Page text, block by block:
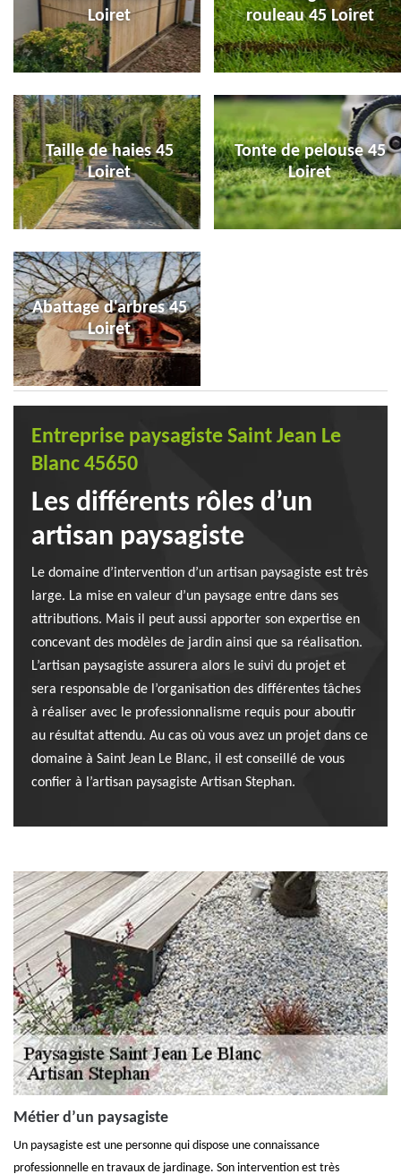
Loiret
rouleau 45 Loiret
Taille de haies 45
Loiret
Tonte de pelouse 45
Loiret
Abattage d'arbres 45
Loiret
Entreprise paysagiste Saint Jean Le
Blanc 45650
Les différents rôles d’un
artisan paysagiste
Le domaine d’intervention d’un artisan paysagiste est très
large. La mise en valeur d’un paysage entre dans ses
attributions. Mais il peut aussi apporter son expertise en
concevant des modèles de jardin ainsi que sa réalisation.
L’artisan paysagiste assurera alors le suivi du projet et
sera responsable de l’organisation des différentes tâches
à réaliser avec le professionnalisme requis pour aboutir
au résultat attendu. Au cas où vous avez un projet dans ce
domaine à Saint Jean Le Blanc, il est conseillé de vous
confier à l’artisan paysagiste Artisan Stephan.
Métier d’un paysagiste
Un paysagiste est une personne qui dispose une connaissance
professionnelle en travaux de jardinage. Son intervention est très